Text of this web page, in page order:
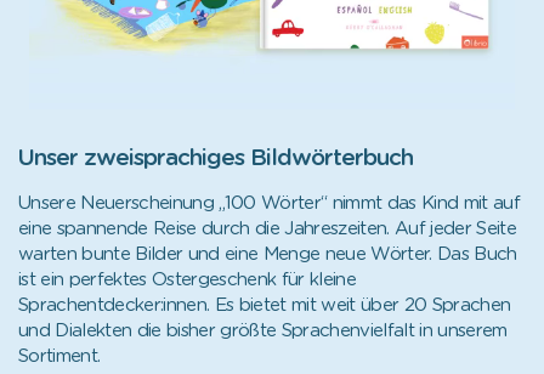
Unser zweisprachiges Bildwörterbuch
Unsere Neuerscheinung „100 Wörter“ nimmt das Kind mit auf
eine spannende Reise durch die Jahreszeiten. Auf jeder Seite
warten bunte Bilder und eine Menge neue Wörter. Das Buch
ist ein perfektes Ostergeschenk für kleine
Sprachentdecker:innen. Es bietet mit weit über 20 Sprachen
und Dialekten die bisher größte Sprachenvielfalt in unserem
Sortiment.